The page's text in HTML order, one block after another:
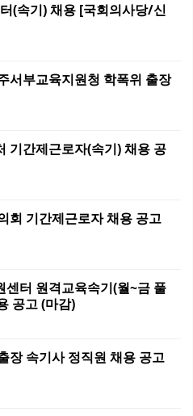
(속기) 채용 [국회의사당/신
서부교육지원청 학폭위 출장
기간제근로자(속기) 채용 공
회 기간제근로자 채용 공고
터 원격교육속기(월~금 풀
공고 (마감)
장 속기사 정직원 채용 공고